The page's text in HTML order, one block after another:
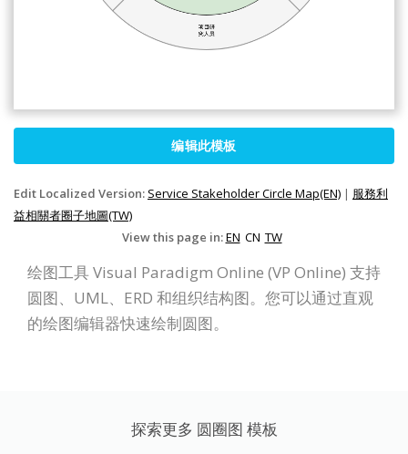
编辑此模板
Edit Localized Version: Service Stakeholder Circle Map(EN) | 服務利
益相關者圈子地圖(TW)
View this page in:EN CN TW
绘图工具 Visual Paradigm Online (VP Online) 支持
圆图、UML、ERD 和组织结构图。您可以通过直观
的绘图编辑器快速绘制圆图。
探索更多 圆圈图 模板